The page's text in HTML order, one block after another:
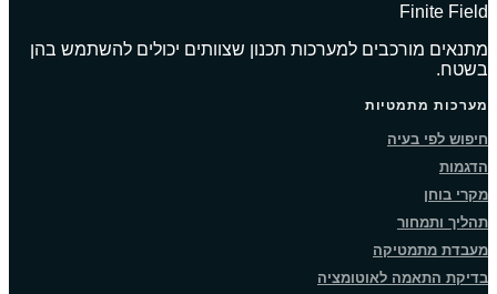
Finite Field
מתנאים מורכבים למערכות תכנון שצוותים יכולים להשתמש בהן
בשטח.
מערכות מתמטיות
חיפוש לפי בעיה
הדגמות
מקרי בוחן
תהליך ותמחור
מעבדת מתמטיקה
בדיקת התאמה לאוטומציה